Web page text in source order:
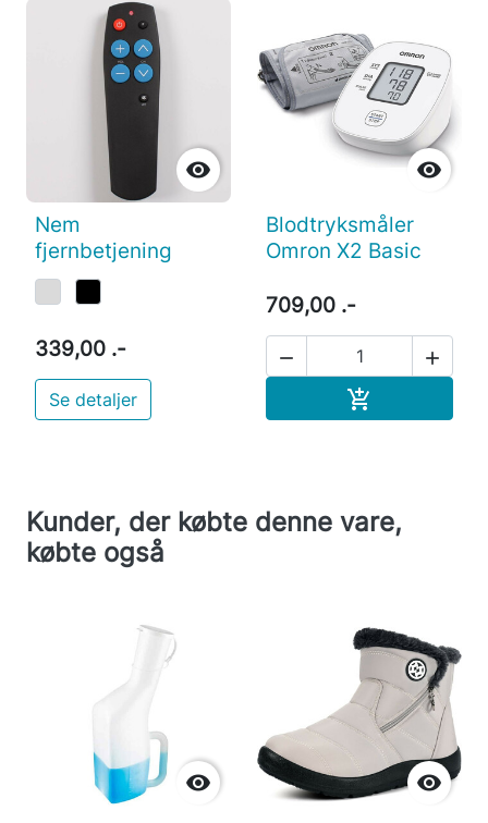

Nem
fjernbetjening
339,00 .-
Se detaljer

Blodtryksmåler
Omron X2 Basic
709,00 .-
 

Kunder, der købte denne vare,
købte også
 